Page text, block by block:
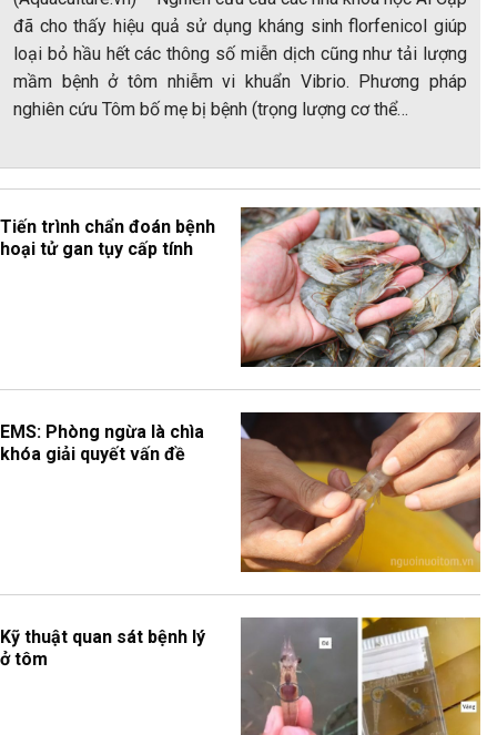
đã cho thấy hiệu quả sử dụng kháng sinh florfenicol giúp
loại bỏ hầu hết các thông số miễn dịch cũng như tải lượng
mầm bệnh ở tôm nhiễm vi khuẩn Vibrio. Phương pháp
nghiên cứu Tôm bố mẹ bị bệnh (trọng lượng cơ thể…
Tiến trình chẩn đoán bệnh
hoại tử gan tụy cấp tính
EMS: Phòng ngừa là chìa
khóa giải quyết vấn đề
Kỹ thuật quan sát bệnh lý
ở tôm